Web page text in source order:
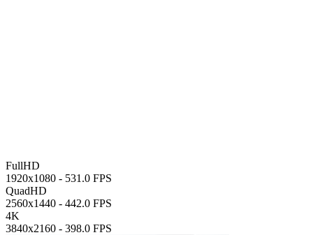
FullHD
1920x1080 - 531.0 FPS
QuadHD
2560x1440 - 442.0 FPS
4K
3840x2160 - 398.0 FPS